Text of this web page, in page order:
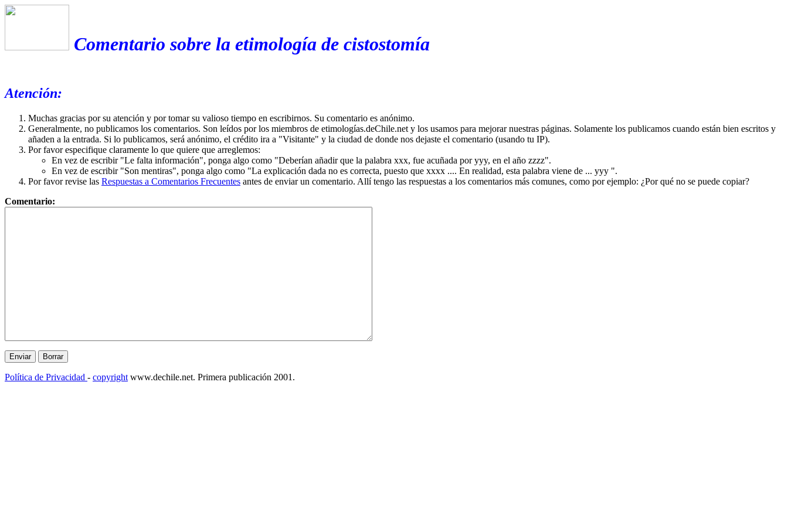
Comentario sobre la etimología de cistostomía
Atención:
Muchas gracias por su atención y por tomar su valioso tiempo en escribirnos. Su comentario es anónimo.
Generalmente, no publicamos los comentarios. Son leídos por los miembros de etimologías.deChile.net y los usamos para mejorar nuestras páginas. Solamente los publicamos cuando están bien escritos y
añaden a la entrada. Si lo publicamos, será anónimo, el crédito ira a "Visitante" y la ciudad de donde nos dejaste el comentario (usando tu IP).
Por favor especifique claramente lo que quiere que arreglemos:
En vez de escribir "Le falta información", ponga algo como "Deberían añadir que la palabra xxx, fue acuñada por yyy, en el año zzzz".
En vez de escribir "Son mentiras", ponga algo como "La explicación dada no es correcta, puesto que xxxx .... En realidad, esta palabra viene de ... yyy ".
Por favor revise las Respuestas a Comentarios Frecuentes antes de enviar un comentario. Allí tengo las respuestas a los comentarios más comunes, como por ejemplo: ¿Por qué no se puede copiar?
Comentario:
Política de Privacidad - copyright www.dechile.net. Primera publicación 2001.